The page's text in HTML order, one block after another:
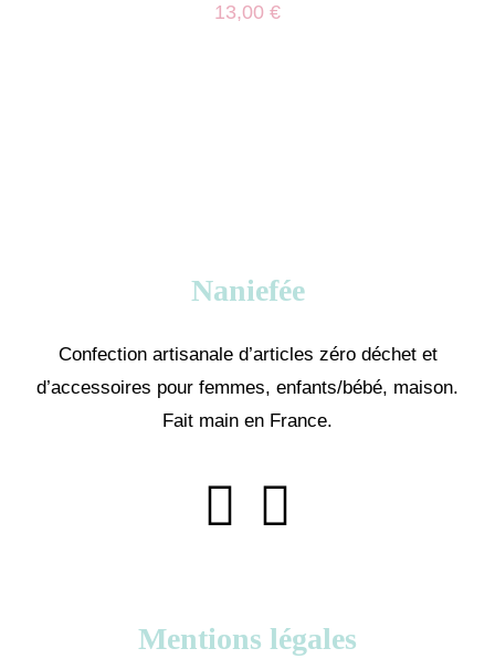
13,00 €
Naniefée
Confection artisanale d’articles zéro déchet et
d’accessoires pour femmes, enfants/bébé, maison.
Fait main en France.
Mentions légales